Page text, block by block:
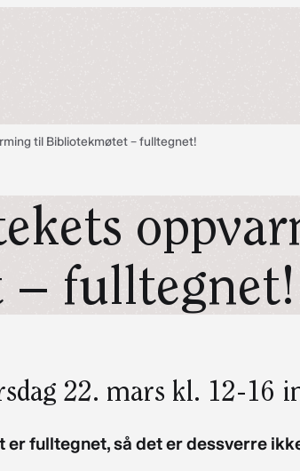
til Bibliotekmøtet – fulltegnet!
fulltegnet!
22. mars kl. 12-16
fulltegnet, så det er dessverre